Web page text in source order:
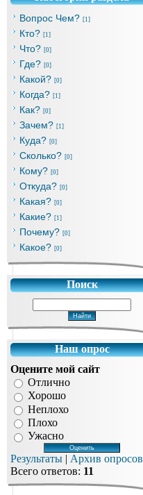
Вопрос Чем? [1]
Кто? [1]
Что? [0]
Где? [0]
Какой? [0]
Когда? [1]
Как? [0]
Зачем? [1]
Куда? [0]
Сколько? [0]
Кому? [0]
Откуда? [0]
Какая? [0]
Какие? [1]
Почему? [0]
Какое? [0]
Поиск
Наш опрос
Оцените мой сайт
Отлично
Хорошо
Неплохо
Плохо
Ужасно
Результаты | Архив опросов
Всего ответов: 11